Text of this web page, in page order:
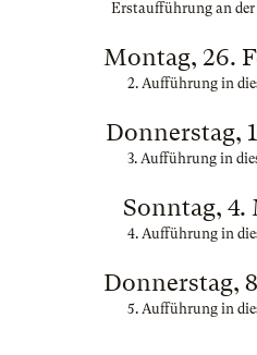
Erstaufführung an
Montag, 26.
2. Aufführung in
Donnerstag,
3. Aufführung in
Sonntag, 4.
4. Aufführung in
Donnerstag,
5. Aufführung in